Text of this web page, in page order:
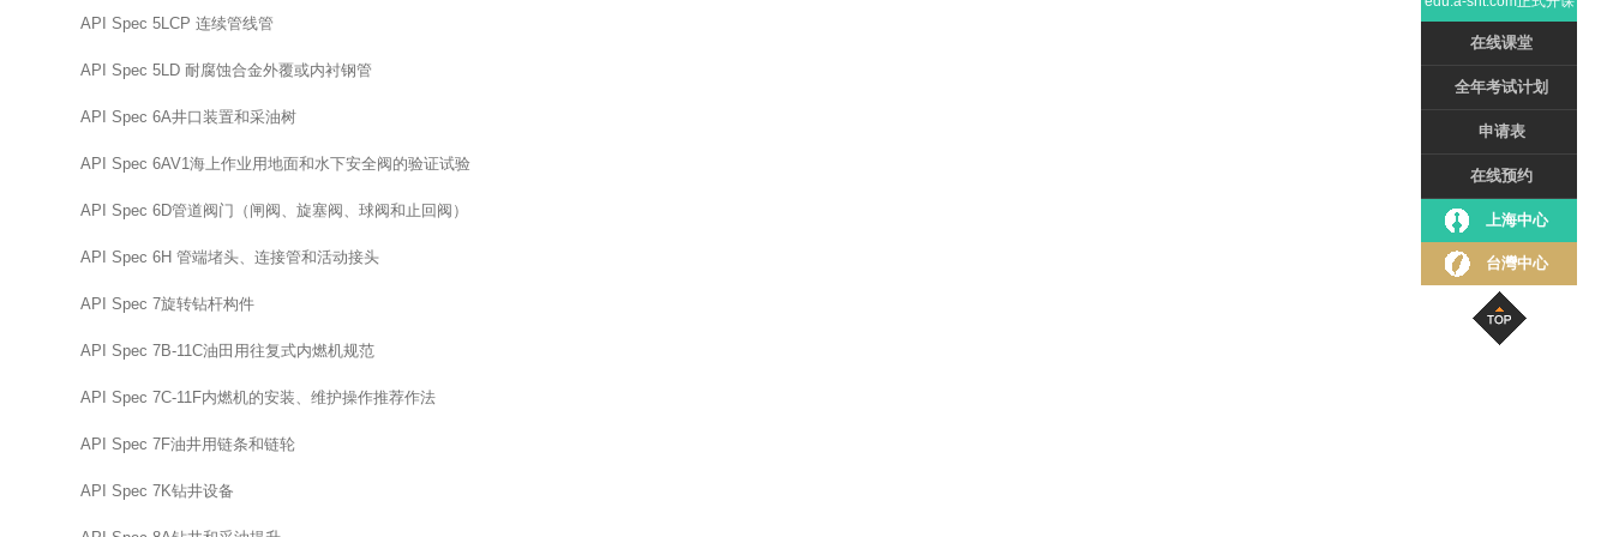
API Spec 5LCP 连续管线管
API Spec 5LD 耐腐蚀合金外覆或内衬钢管
API Spec 6A井口装置和采油树
API Spec 6AV1海上作业用地面和水下安全阀的验证试验
API Spec 6D管道阀门（闸阀、旋塞阀、球阀和止回阀）
API Spec 6H 管端堵头、连接管和活动接头
API Spec 7旋转钻杆构件
API Spec 7B-11C油田用往复式内燃机规范
API Spec 7C-11F内燃机的安装、维护操作推荐作法
API Spec 7F油井用链条和链轮
API Spec 7K钻井设备
在线课堂
全年考试计划
申请表
在线预约
上海中心
台灣中心